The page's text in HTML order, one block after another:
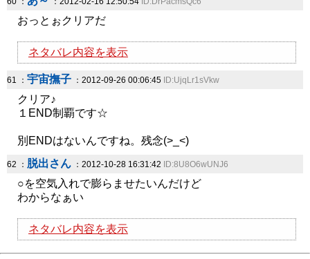
おっとぉクリアだ
ネタバレ内容を表示
61 ： 宇宙撫子 ：2012-09-26 00:06:45 ID:UjqLr1sVkw
クリア♪
１END制覇です☆
別ENDはないんですね。残念(>_<)
62 ： 脱出さん ：2012-10-28 16:31:42 ID:8U8O6wUNJ6
○を空気入れで膨らませたいんだけど
わからなぁい
ネタバレ内容を表示